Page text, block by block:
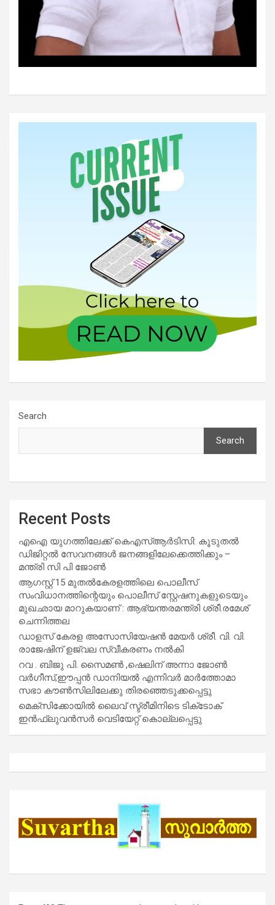
Search
Search
Recent Posts
എഐ യുഗത്തിലേക്ക് കെഎസ്ആർടിസി: കൂടുതൽ
ഡിജിറ്റൽ സേവനങ്ങൾ ജനങ്ങളിലേക്കെത്തിക്കും –
മന്ത്രി സി പി ജോൺ
ആഗസ്റ്റ് 15 മുതല്‍കേരളത്തിലെ പൊലീസ്
സംവിധാനത്തിന്റെയും പൊലീസ് സ്റ്റേഷനുകളുടെയും
മുഖഛായ മാറുകയാണ് : ആഭ്യന്തരമന്ത്രി ശ്രീ.രമേശ്
ചെന്നിത്തല
ഡാളസ് കേരള അസോസിയേഷൻ മേയർ ശ്രീ. വി. വി.
രാജേഷിന് ഉജ്വല സ്വീകരണം നൽകി
റവ . ബിജു പി. സൈമൺ ,ഷെലിന് അന്നാ ജോൺ
വർഗീസ്,ഈപ്പൻ ഡാനിയൽ എന്നിവർ മാർത്തോമാ
സഭാ കൗൺസിലിലേക്കു തിരഞ്ഞെടുക്കപ്പെട്ടു
മെക്സിക്കോയിൽ ലൈവ് സ്ട്രീമിനിടെ ടിക്‌ടോക്
ഇൻഫ്ലുവൻസർ വെടിയേറ്റ് കൊല്ലപ്പെട്ടു